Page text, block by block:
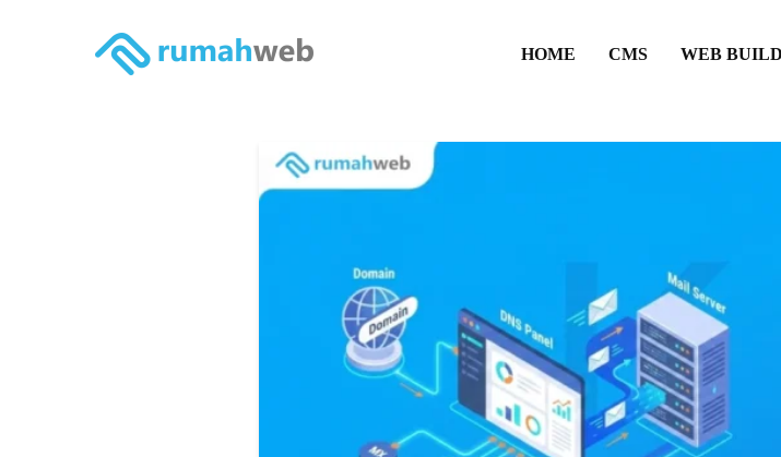
HOME CMS WEB